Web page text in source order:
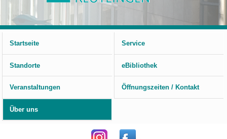
Startseite
Service
Standorte eBibliothek
Veranstaltungen Öffnungszeiten / Kontakt
Über uns